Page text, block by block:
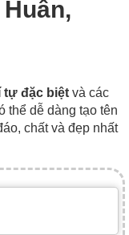
tự đặc biệt và các
thể dễ dàng tạo tên
chất và đẹp nhất